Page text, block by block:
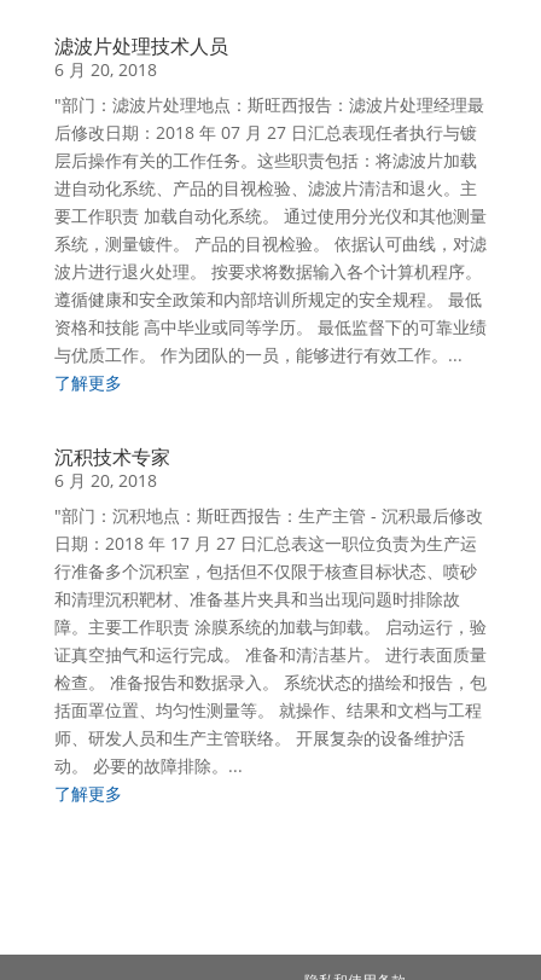
滤波片处理技术人员
6 月 20, 2018
"部门：滤波片处理地点：斯旺西报告：滤波片处理经理最
后修改日期：2018 年 07 月 27 日汇总表现任者执行与镀
层后操作有关的工作任务。这些职责包括：将滤波片加载
进自动化系统、产品的目视检验、滤波片清洁和退火。主
要工作职责 加载自动化系统。 通过使用分光仪和其他测量
系统，测量镀件。 产品的目视检验。 依据认可曲线，对滤
波片进行退火处理。 按要求将数据输入各个计算机程序。
遵循健康和安全政策和内部培训所规定的安全规程。 最低
资格和技能 高中毕业或同等学历。 最低监督下的可靠业绩
与优质工作。 作为团队的一员，能够进行有效工作。...
了解更多
沉积技术专家
6 月 20, 2018
"部门：沉积地点：斯旺西报告：生产主管 - 沉积最后修改
日期：2018 年 17 月 27 日汇总表这一职位负责为生产运
行准备多个沉积室，包括但不仅限于核查目标状态、喷砂
和清理沉积靶材、准备基片夹具和当出现问题时排除故
障。主要工作职责 涂膜系统的加载与卸载。 启动运行，验
证真空抽气和运行完成。 准备和清洁基片。 进行表面质量
检查。 准备报告和数据录入。 系统状态的描绘和报告，包
括面罩位置、均匀性测量等。 就操作、结果和文档与工程
师、研发人员和生产主管联络。 开展复杂的设备维护活
动。 必要的故障排除。...
了解更多